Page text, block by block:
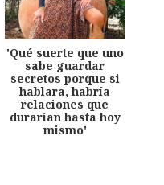
'Qué suerte que uno
sabe guardar
secretos porque si
hablara, habría
relaciones que
durarían hasta hoy
mismo'